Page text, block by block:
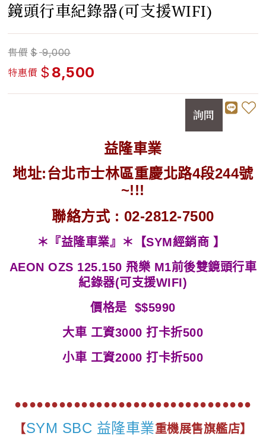
鏡頭行車紀錄器(可支援WIFI)
售價 $ 9,000
特惠價 $ 8,500
詢問
益隆車業
地址:台北市士林區重慶北路4段244號
~!!!
聯絡方式 : 02-2812-7500
＊『益隆車業』＊【SYM經銷商 】
AEON OZS 125.150 飛樂 M1前後雙鏡頭行車
紀錄器(可支援WIFI)
價格是 $$5990
大車 工資3000 打卡折500
小車 工資2000 打卡折500
●●●●●●●●●●●●●●●●●●●●●●●●●●●●●●●●
【SYM SBC 益隆車業重機展售旗艦店】